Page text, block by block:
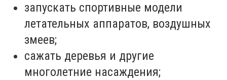
запускать спортивные модели
летательных аппаратов, воздушных
змеев;
сажать деревья и другие
многолетние насаждения;